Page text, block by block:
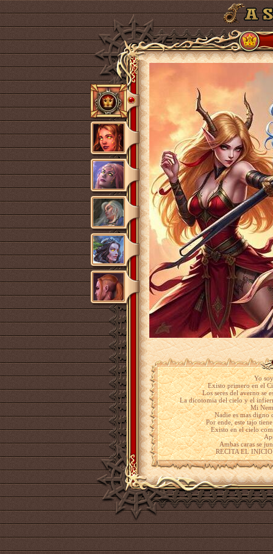
Yo
Existo primero en el
Los seres del averno se
La dicotomia del cielo y el
Mi
Nadie es mas digno
Por ende, este tajo
Existo en el cielo
Ambas caras se
RECITA EL